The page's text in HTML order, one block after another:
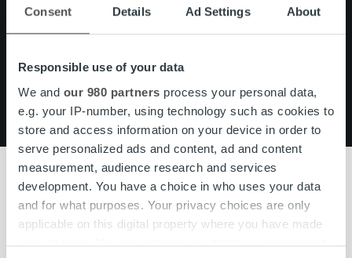
Consent Details Ad Settings About
Responsible use of your data
We and our 980 partners process your personal data,
e.g. your IP-number, using technology such as cookies to
store and access information on your device in order to
serve personalized ads and content, ad and content
measurement, audience research and services
development. You have a choice in who uses your data
and for what purposes. Your privacy choices are only
applicable on this digital property where you have made
your choices. You can change or withdraw your consent
Asiakaspalveluun
Ajankohtaista